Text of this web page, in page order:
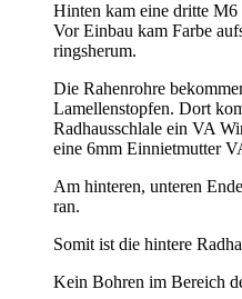
Hinten kam eine dritte
Vor Einbau kam Farbe
ringsherum.
Die Rahenrohre
Lamellenstopfen. Dort
Radhausschlale ein VA
eine 6mm Einnietmutter
Am hinteren, unteren
ran.
Somit ist die hintere
Kein Bohren im Bereich